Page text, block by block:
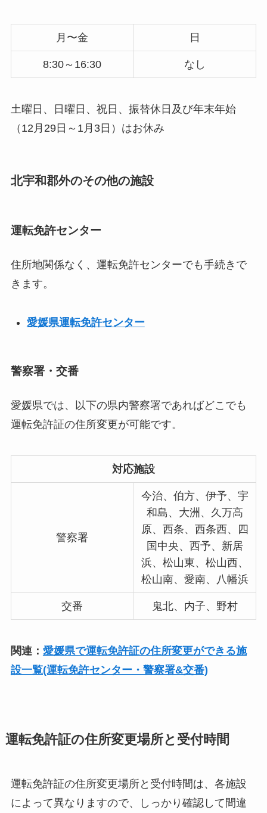
月〜金 日
8:30～16:30 なし
土曜日、日曜日、祝日、振替休日及び年末年始
（12月29日～1月3日）はお休み
北宇和郡外のその他の施設
運転免許センター
住所地関係なく、運転免許センターでも手続きで
きます。
愛媛県運転免許センター
警察署・交番
愛媛県では、以下の県内警察署であればどこでも
運転免許証の住所変更が可能です。
対応施設
警察署
今治、伯方、伊予、宇
和島、大洲、久万高
原、西条、西条西、四
国中央、西予、新居
浜、松山東、松山西、
松山南、愛南、八幡浜
交番 鬼北、内子、野村
関連： 愛媛県で運転免許証の住所変更ができる施
設一覧(運転免許センター・警察署&交番)
運転免許証の住所変更場所と受付時間
運転免許証の住所変更場所と受付時間は、各施設
によって異なりますので、しっかり確認して間違